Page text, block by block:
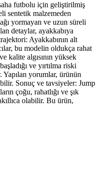
futbolu için geliştirilmiş
sentetik malzemeden
yormayan ve uzun süreli
detaylar, ayakkabıya
Ayakkabının alt
bu modelin oldukça rahat
kalite algısının yüksek
ve yırtılma riski
Yapılan yorumlar, ürünün
Sonuç ve tavsiyeler: Jump
çoğu, rahatlığı ve şık
olabilir. Bu ürün,